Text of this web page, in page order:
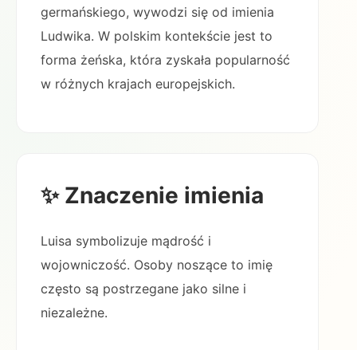
germańskiego, wywodzi się od imienia
Ludwika. W polskim kontekście jest to
forma żeńska, która zyskała popularność
w różnych krajach europejskich.
✨ Znaczenie imienia
Luisa symbolizuje mądrość i
wojowniczość. Osoby noszące to imię
często są postrzegane jako silne i
niezależne.